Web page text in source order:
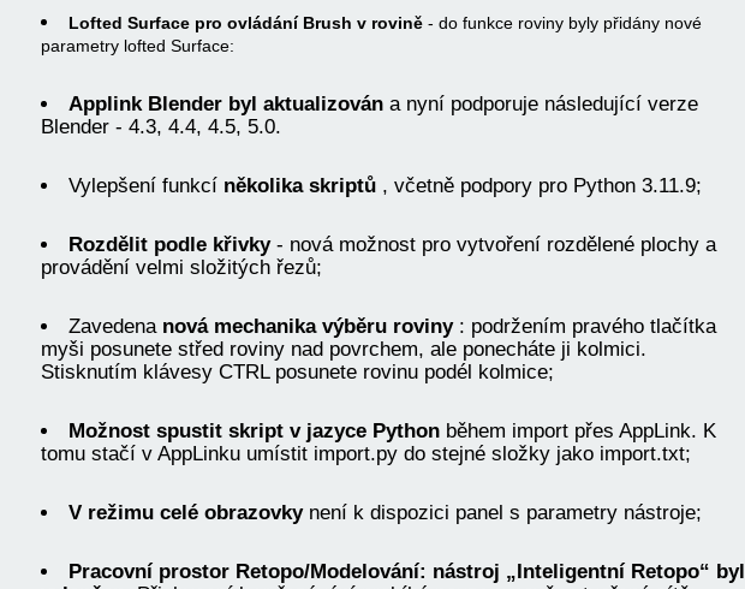
Lofted Surface pro ovládání Brush v rovině- do funkce roviny byly přidány nové
parametry lofted Surface:
Applink Blender byl aktualizována nyní podporuje následující verze
Blender - 4.3, 4.4, 4.5, 5.0.
Vylepšení funkcí několika skriptů, včetně podpory pro Python 3.11.9;
Rozdělit podle křivky- nová možnost pro vytvoření rozdělené plochy a
provádění velmi složitých řezů;
Zavedena nová mechanika výběru roviny: podržením pravého tlačítka
myši posunete střed roviny nad povrchem, ale ponecháte ji kolmici.
Stisknutím klávesy CTRL posunete rovinu podél kolmice;
Možnost spustit skript v jazyce Pythonběhem import přes AppLink. K
tomu stačí v AppLinku umístit import.py do stejné složky jako import.txt;
V režimu celé obrazovkynení k dispozici panel s parametry nástroje;
Pracovní prostor Retopo/Modelování: nástroj „Inteligentní Retopo“ byl